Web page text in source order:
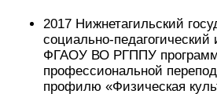
2017 Нижнетагильский
социально-
ФГАОУ ВО РГППУ
профессиональной
профилю «Физическая